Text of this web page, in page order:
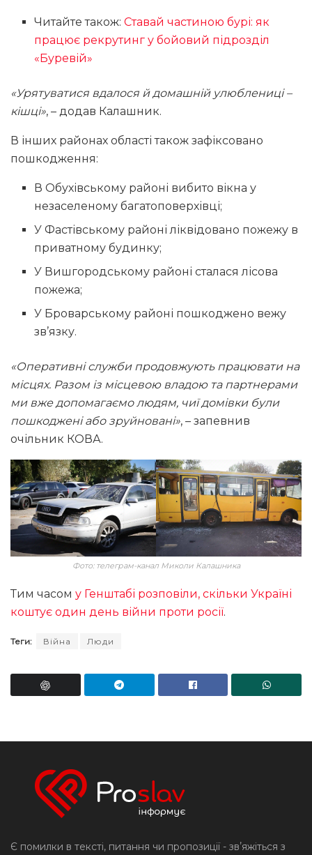
Читайте також:Ставай частиною бурі: як
працює рекрутинг у бойовий підрозділ
«Буревій»
«Урятуватися вдалося й домашній улюблениці –
кішці», – додав Калашник.
В інших районах області також зафіксовано
пошкодження:
В Обухівському районі вибито вікна у
незаселеному багатоповерхівці;
У Фастівському районі ліквідовано пожежу в
приватному будинку;
У Вишгородському районі сталася лісова
пожежа;
У Броварському районі пошкоджено вежу
зв’язку.
«Оперативні служби продовжують працювати на
місцях. Разом із місцевою владою та партнерами
ми вже допомагаємо людям, чиї домівки були
пошкоджені або зруйновані», – запевнив
очільник КОВА.
Фото: телеграм-канал Миколи Калашника
Тим часом у Генштабі розповіли, скільки Україні
коштує один день війни проти росії.
Теги: Війна Люди
Є помилки в тексті, питання чи пропозиції - звʼяжіться з